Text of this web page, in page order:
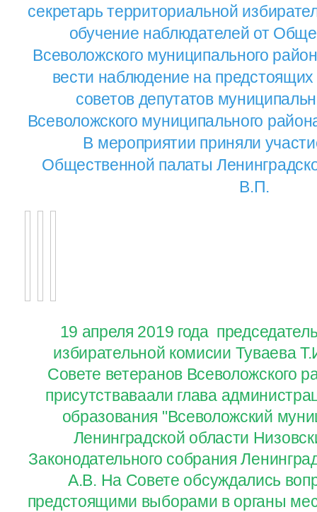
секретарь территориальной
обучение наблюдателей от
Всеволожского муниципального
вести наблюдение на
советов депутатов
Всеволожского муниципального
В мероприятии приняли
Общественной палаты
В.П.
19 апреля 2019 года
избирательной комисии Туваева
Совете ветеранов Всеволожского
присутстваваали глава
образования "Всеволожский
Ленинградской области
Законодательного собрания
А.В. На Совете обсуждались
предстоящими выборами в органы